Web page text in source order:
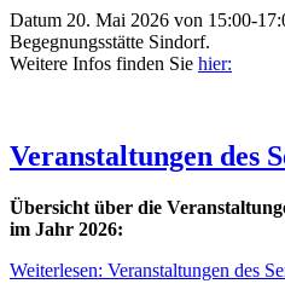
Datum 20. Mai 2026 von 15:00-
Begegnungsstätte Sindorf.
Weitere Infos finden Sie hier:
Veranstaltungen des
Übersicht über die
im Jahr 2026:
Weiterlesen: Veranstaltungen des